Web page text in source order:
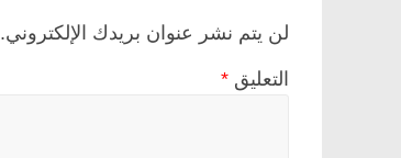
لن يتم نشر عنوان بريدك الإلكتروني.
التعليق *